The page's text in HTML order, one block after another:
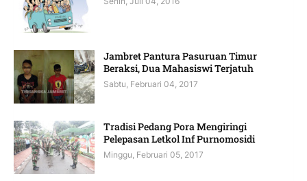
Jambret Pantura Pasuruan Timur
Beraksi, Dua Mahasiswi Terjatuh
Sabtu, Februari 04, 2017
Tradisi Pedang Pora Mengiringi
Pelepasan Letkol Inf Purnomosidi
Minggu, Februari 05, 2017